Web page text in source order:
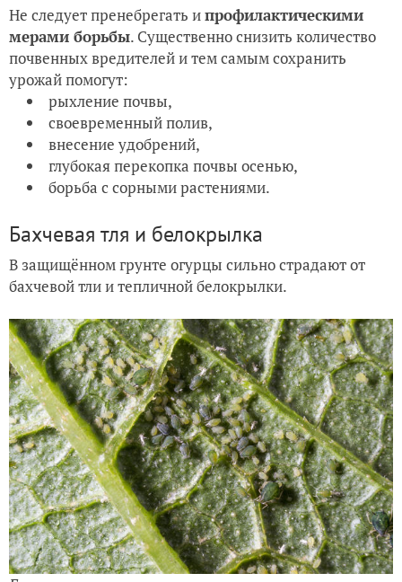
Не следует пренебрегать ипрофилактическими
мерами борьбы. Существенно снизить количество
почвенных вредителей и тем самым сохранить
урожай помогут:
рыхление почвы,
своевременный полив,
внесение удобрений,
глубокая перекопка почвы осенью,
борьба с сорными растениями.
Бахчевая тля и белокрылка
В защищённом грунте огурцы сильно страдают от
бахчевой тли и тепличной белокрылки.